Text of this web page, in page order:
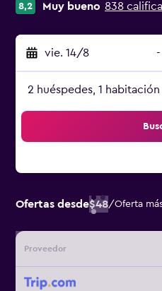
8,2 Muy bueno 838
vie. 14/8 -
2 huéspedes, 1 habitación
Ofertas desde$48/Oferta
Proveedor